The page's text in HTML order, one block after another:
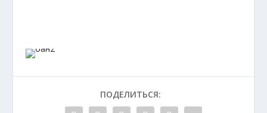
ПОДЕЛИТЬСЯ: